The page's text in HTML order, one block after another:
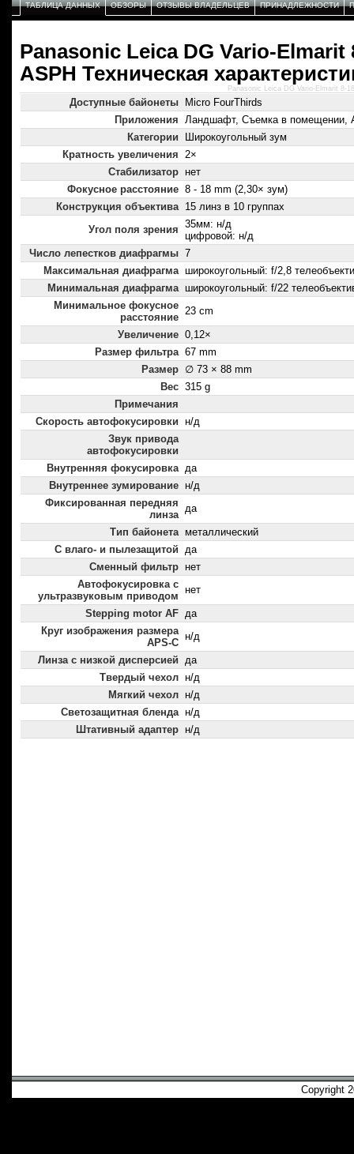
ТАБЛИЦА ДАННЫХ ОБЗОРЫ ОТЗЫВЫ ВЛАДЕЛЬЦЕВ ПРИНАДЛЕЖНОСТИ
Panasonic Leica DG Vario-Elmarit
ASPH Техническая
Доступные байонеты
Micro FourThirds
Приложения Ландшафт, Съемка в помещении,
Категории
Широкоугольный зум
Кратность увеличения 2×
Стабилизатор нет
Фокусное расстояние 8 - 18 mm (2,30× зум)
Конструкция объектива 15 линз в 10 группах
Угол поля зрения 35мм: н/д
цифровой: н/д
Число лепестков диафрагмы 7
Максимальная диафрагма широкоугольный: f/2,8
Минимальная диафрагма широкоугольный: f/22
Минимальное фокусное
расстояние
23 cm
Увеличение 0,12×
Размер фильтра 67 mm
Размер ∅ 73 × 88 mm
Вес 315 g
Примечания
Скорость автофокусировки н/д
Звук привода
автофокусировки
Внутренняя фокусировка да
Внутреннее зумирование н/д
Фиксированная передняя
линза
да
Тип байонета металлический
С влаго- и пылезащитой да
Сменный фильтр нет
Автофокусировка с
ультразвуковым приводом
нет
Stepping motor AF да
Круг изображения размера
APS-C
н/д
Линза с низкой дисперсией да
Твердый чехол н/д
Мягкий чехол н/д
Светозащитная бленда н/д
Штативный адаптер н/д
Panasonic Leica DG Vario-Elmarit 8-
Copyright